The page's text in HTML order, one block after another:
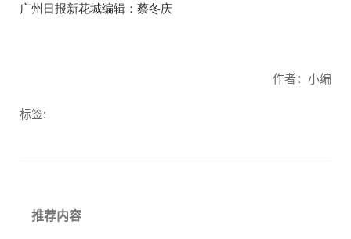
广州日报新花城编辑：蔡冬庆
作者：小编
标签:
推荐内容